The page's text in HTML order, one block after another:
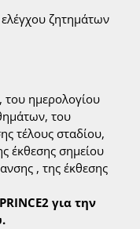
ζητημάτων
του ημερολογίου
του
τέλους σταδίου,
έκθεσης σημείου
, της έκθεσης
για την